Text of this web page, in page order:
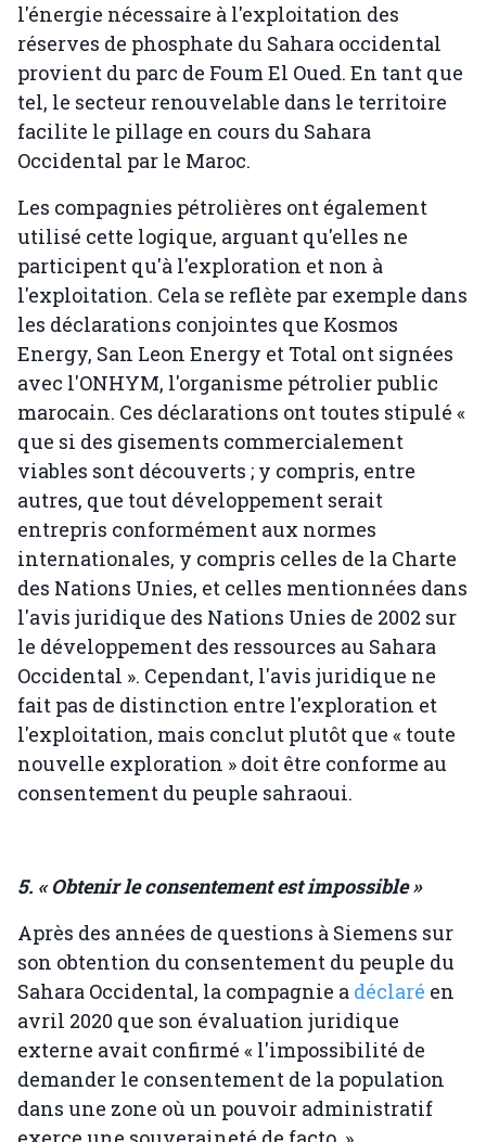
l'énergie nécessaire à l'exploitation des
réserves de phosphate du Sahara occidental
provient du parc de Foum El Oued. En tant que
tel, le secteur renouvelable dans le territoire
facilite le pillage en cours du Sahara
Occidental par le Maroc.
Les compagnies pétrolières ont également
utilisé cette logique, arguant qu'elles ne
participent qu'à l'exploration et non à
l'exploitation. Cela se reflète par exemple dans
les déclarations conjointes que Kosmos
Energy, San Leon Energy et Total ont signées
avec l'ONHYM, l'organisme pétrolier public
marocain. Ces déclarations ont toutes stipulé «
que si des gisements commercialement
viables sont découverts ; y compris, entre
autres, que tout développement serait
entrepris conformément aux normes
internationales, y compris celles de la Charte
des Nations Unies, et celles mentionnées dans
l'avis juridique des Nations Unies de 2002 sur
le développement des ressources au Sahara
Occidental ». Cependant, l'avis juridique ne
fait pas de distinction entre l'exploration et
l'exploitation, mais conclut plutôt que « toute
nouvelle exploration » doit être conforme au
consentement du peuple sahraoui.
5. « Obtenir le consentement est impossible »
Après des années de questions à Siemens sur
son obtention du consentement du peuple du
Sahara Occidental, la compagnie a déclaré en
avril 2020 que son évaluation juridique
externe avait confirmé « l'impossibilité de
demander le consentement de la population
dans une zone où un pouvoir administratif